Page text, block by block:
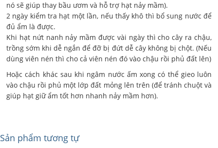
nó sẽ giúp thay bầu ươm và hỗ trợ hạt nảy mầm).
2 ngày kiểm tra hạt một lần, nếu thấy khô thì bổ sung nước để
đủ ẩm là được.
Khi hạt nứt nanh nảy mầm được vài ngày thì cho cây ra chậu,
trồng sớm khi dễ ngắn để đỡ bị đứt dễ cây không bị chột. (Nếu
dùng viên nén thì cho cả viên nén đó vào chậu rồi phủ đất lên)
Hoặc cách khác sau khi ngâm nước ấm xong có thể gieo luôn
vào chậu rồi phủ một lớp đất mỏng lên trên (để tránh chuột và
giúp hạt giữ ẩm tốt hơn nhanh nảy mầm hơn).
Sản phẩm tương tự